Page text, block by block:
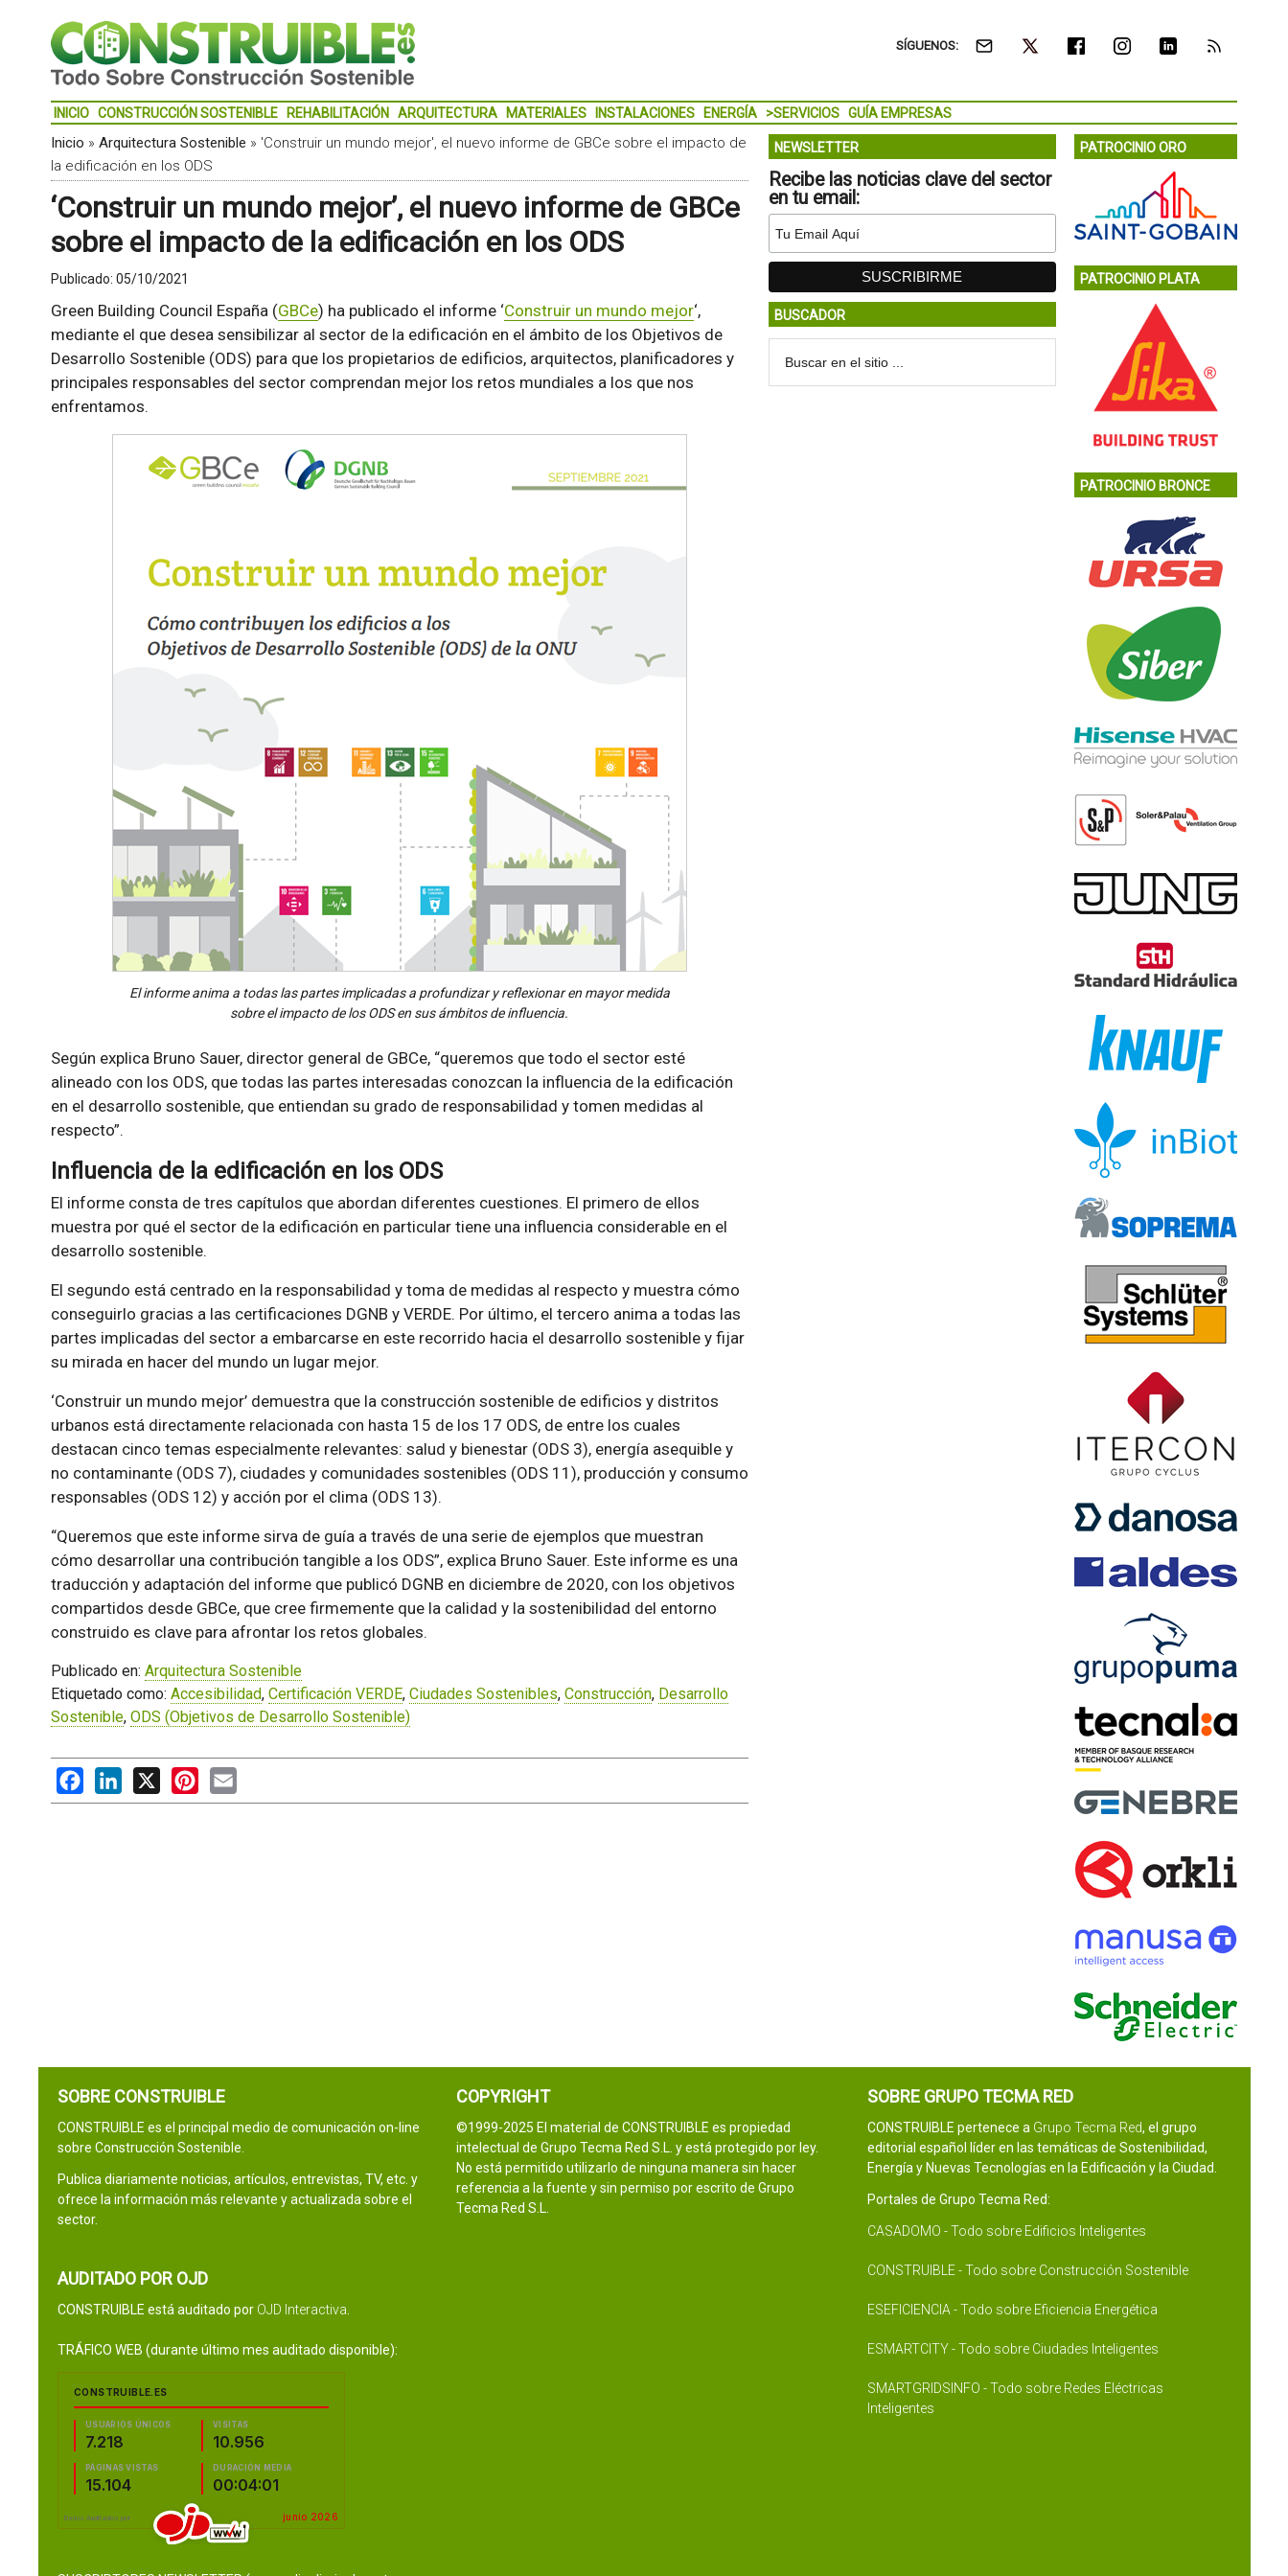
SÍGUENOS:
INICIO CONSTRUCCIÓN SOSTENIBLE REHABILITACIÓN ARQUITECTURA MATERIALES INSTALACIONES ENERGÍA >SERVICIOS GUÍA EMPRESAS
Inicio » Arquitectura Sostenible » 'Construir un mundo mejor', el nuevo informe de GBCe sobre el impacto de
la edificación en los ODS
‘Construir un mundo mejor’, el nuevo informe de GBCe
sobre el impacto de la edificación en los ODS
Publicado: 05/10/2021
Green Building Council España (GBCe) ha publicado el informe ‘Construir un mundo mejor‘,
mediante el que desea sensibilizar al sector de la edificación en el ámbito de los Objetivos de
Desarrollo Sostenible (ODS) para que los propietarios de edificios, arquitectos, planificadores y
principales responsables del sector comprendan mejor los retos mundiales a los que nos
enfrentamos.
El informe anima a todas las partes implicadas a profundizar y reflexionar en mayor medida
sobre el impacto de los ODS en sus ámbitos de influencia.
Según explica Bruno Sauer, director general de GBCe, “queremos que todo el sector esté
alineado con los ODS, que todas las partes interesadas conozcan la influencia de la edificación
en el desarrollo sostenible, que entiendan su grado de responsabilidad y tomen medidas al
respecto”.
Influencia de la edificación en los ODS
El informe consta de tres capítulos que abordan diferentes cuestiones. El primero de ellos
muestra por qué el sector de la edificación en particular tiene una influencia considerable en el
desarrollo sostenible.
El segundo está centrado en la responsabilidad y toma de medidas al respecto y muestra cómo
conseguirlo gracias a las certificaciones DGNB y VERDE. Por último, el tercero anima a todas las
partes implicadas del sector a embarcarse en este recorrido hacia el desarrollo sostenible y fijar
su mirada en hacer del mundo un lugar mejor.
‘Construir un mundo mejor’ demuestra que la construcción sostenible de edificios y distritos
urbanos está directamente relacionada con hasta 15 de los 17 ODS, de entre los cuales
destacan cinco temas especialmente relevantes: salud y bienestar (ODS 3), energía asequible y
no contaminante (ODS 7), ciudades y comunidades sostenibles (ODS 11), producción y consumo
responsables (ODS 12) y acción por el clima (ODS 13).
“Queremos que este informe sirva de guía a través de una serie de ejemplos que muestran
cómo desarrollar una contribución tangible a los ODS”, explica Bruno Sauer. Este informe es una
traducción y adaptación del informe que publicó DGNB en diciembre de 2020, con los objetivos
compartidos desde GBCe, que cree firmemente que la calidad y la sostenibilidad del entorno
construido es clave para afrontar los retos globales.
Publicado en: Arquitectura Sostenible
Etiquetado como: Accesibilidad, Certificación VERDE, Ciudades Sostenibles, Construcción, Desarrollo
Sostenible, ODS (Objetivos de Desarrollo Sostenible)
FacebookLinkedIn
X PinterestEmail
NEWSLETTER
Recibe las noticias clave del sector
en tu email:
BUSCADOR
PATROCINIO ORO
PATROCINIO PLATA
PATROCINIO BRONCE
SOBRE CONSTRUIBLE
CONSTRUIBLE es el principal medio de comunicación on-line
sobre Construcción Sostenible.
Publica diariamente noticias, artículos, entrevistas, TV, etc. y
ofrece la información más relevante y actualizada sobre el
sector.
AUDITADO POR OJD
CONSTRUIBLE está auditado por OJD Interactiva
TRÁFICO WEB (durante último mes auditado disponible):
COPYRIGHT
©1999-2025 El material de CONSTRUIBLE es propiedad
intelectual de Grupo Tecma Red S.L. y está protegido por ley.
No está permitido utilizarlo de ninguna manera sin hacer
referencia a la fuente y sin permiso por escrito de Grupo
Tecma Red S.L.
SOBRE GRUPO TECMA RED
CONSTRUIBLE pertenece a Grupo Tecma Red, el grupo
editorial español líder en las temáticas de Sostenibilidad,
Energía y Nuevas Tecnologías en la Edificación y la Ciudad.
Portales de Grupo Tecma Red:
CASADOMO - Todo sobre Edificios Inteligentes
CONSTRUIBLE - Todo sobre Construcción Sostenible
ESEFICIENCIA - Todo sobre Eficiencia Energética
ESMARTCITY - Todo sobre Ciudades Inteligentes
SMARTGRIDSINFO - Todo sobre Redes Eléctricas
Inteligentes